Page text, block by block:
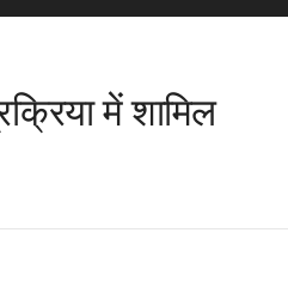
में शामिल